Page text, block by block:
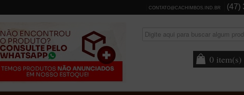
CONTATO@CACHIMBOS.IND.BR (47)
0